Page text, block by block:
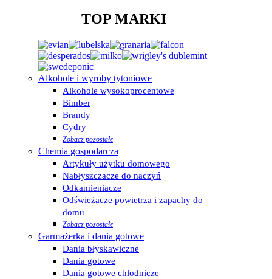
TOP MARKI
Alkohole i wyroby tytoniowe
Alkohole wysokoprocentowe
Bimber
Brandy
Cydry
Zobacz pozostałe
Chemia gospodarcza
Artykuły użytku domowego
Nabłyszczacze do naczyń
Odkamieniacze
Odświeżacze powietrza i zapachy do
domu
Zobacz pozostałe
Garmażerka i dania gotowe
Dania błyskawiczne
Dania gotowe
Dania gotowe chłodnicze